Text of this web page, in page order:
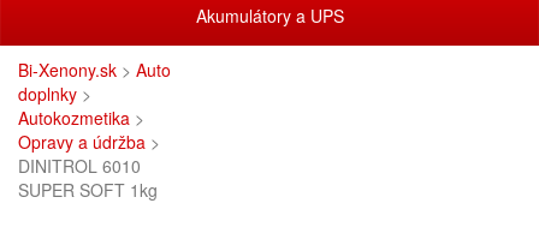
Akumulátory a UPS
Bi-Xenony.sk > Auto
doplnky >
Autokozmetika >
Opravy a údržba >
DINITROL 6010
SUPER SOFT 1kg